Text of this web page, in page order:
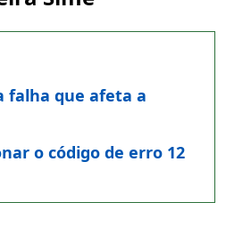
falha que afeta a
o código de erro 12